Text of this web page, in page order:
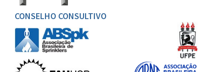
CONSELHO CONSULTIVO